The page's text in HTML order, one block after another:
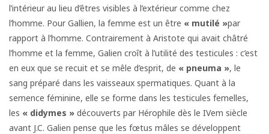
l’intérieur au lieu d’êtres visibles à l’extérieur comme chez
l’homme. Pour Gallien, la femme est un être « mutilé »par
rapport à l’homme. Contrairement à Aristote qui avait châtré
l’homme et la femme, Galien croît à l’utilité des testicules : c’est
en eux que se recuit et se mêle d’esprit, de « pneuma », le
sang préparé dans les vaisseaux spermatiques. Quant à la
semence féminine, elle se forme dans les testicules femelles,
les « didymes » découverts par Hérophile dès le IVem siècle
avant J.C. Galien pense que les fœtus mâles se développent